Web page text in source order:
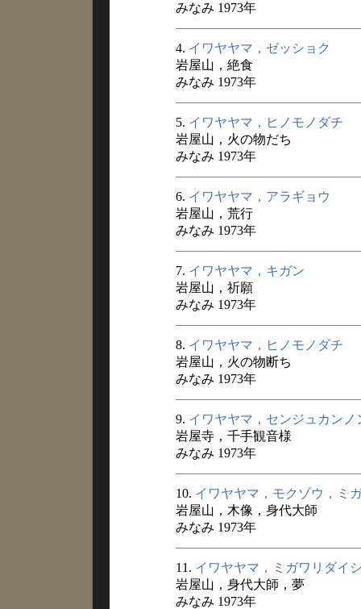
みなみ 1973年
4. イワヤヤマ，ゼッショク
岩屋山，絶食
みなみ 1973年
5. イワヤヤマ，ヒノモノダチ
岩屋山，火の物だち
みなみ 1973年
6. イワヤヤマ，アラギョウ
岩屋山，荒行
みなみ 1973年
7. イワヤヤマ，キガン
岩屋山，祈願
みなみ 1973年
8. イワヤヤマ，ヒノモノダチ
岩屋山，火の物断ち
みなみ 1973年
9. イワヤヤマ，センジュカンノ
岩屋寺，千手観音様
みなみ 1973年
10. イワヤヤマ，モクゾウ，ミ
岩屋山，木像，身代大師
みなみ 1973年
11. イワヤヤマ，ミガワリダイ
岩屋山，身代大師，夢
みなみ 1973年